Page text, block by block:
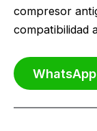
compresor
compatibilidad
WhatsApp